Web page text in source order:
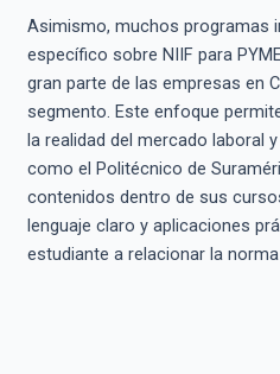
Asimismo, muchos programas
específico sobre NIIF para
gran parte de las empresas en
segmento. Este enfoque
la realidad del mercado laboral
como el Politécnico de
contenidos dentro de sus
lenguaje claro y aplicaciones
estudiante a relacionar la